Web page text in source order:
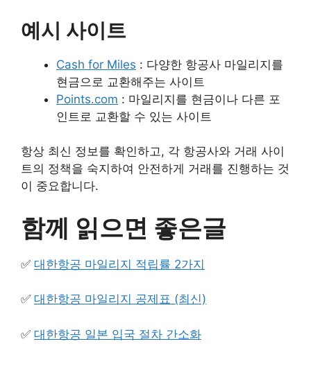
예시 사이트
Cash for Miles : 다양한 항공사 마일리지를
현금으로 교환해주는 사이트
Points.com : 마일리지를 현금이나 다른 포
인트로 교환할 수 있는 사이트
항상 최신 정보를 확인하고, 각 항공사와 거래 사이
트의 정책을 숙지하여 안전하게 거래를 진행하는 것
이 중요합니다.
함께 읽으면 좋은글
✅ 대한항공 마일리지 적립률 2가지
✅ 대한항공 마일리지 공제표 (최신)
✅ 대한항공 일본 입국 절차 간소화